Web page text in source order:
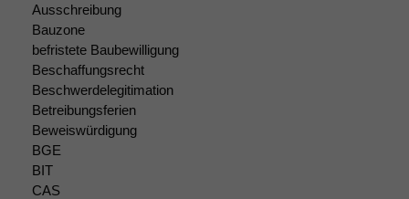
Ausschreibung
Bauzone
befristete Baubewilligung
Beschaffungsrecht
Beschwerdelegitimation
Betreibungsferien
Beweiswürdigung
BGE
BIT
CAS